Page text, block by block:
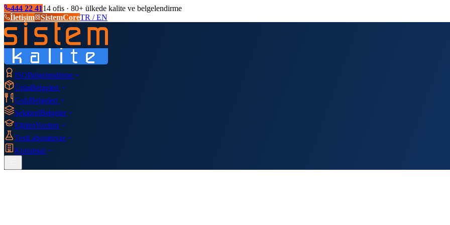
444 22 4114 ofis · 80+ ülkede kalite ve belgelendirme
İletişim
SistemCoreTR / EN
ISOBelgelendirme
ÜrünBelgeleri
GıdaBelgeleri
SektörelBelgeler
EğitimYazılım
TestLaboratuvar
Kurumsal